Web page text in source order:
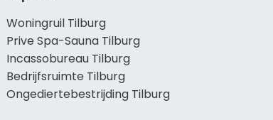
Woningruil Tilburg
Prive Spa-Sauna Tilburg
Incassobureau Tilburg
Bedrijfsruimte Tilburg
Ongediertebestrijding Tilburg